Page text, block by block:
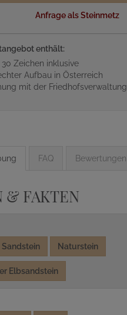
Anfrage als Steinmetz
enthält:
30 Zeichen inklusive
Aufbau in Österreich
mit der Friedhofsverwaltung
FAQ Bewertungen
& FAKTEN
Sandstein Naturstein
Elbsandstein